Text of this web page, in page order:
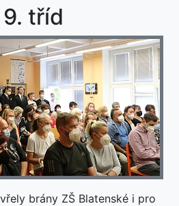
tříd
brány ZŠ Blatenské i pro